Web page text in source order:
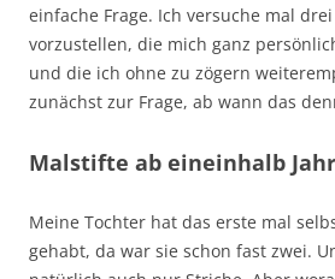
einfache Frage. Ich versuche mal
vorzustellen, die mich ganz
und die ich ohne zu zögern
zunächst zur Frage, ab wann das
Malstifte ab eineinhalb
Meine Tochter hat das erste mal
gehabt, da war sie schon fast zwei.